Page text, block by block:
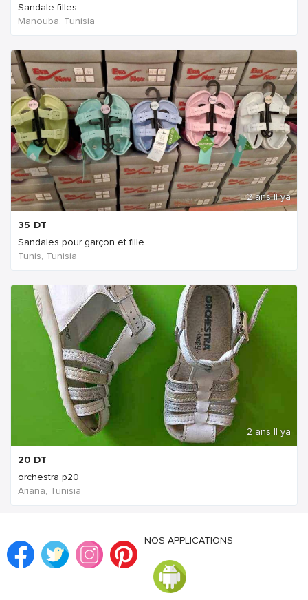
Sandale filles
Manouba, Tunisia
2 ans Il ya
35 DT
Sandales pour garçon et fille
Tunis, Tunisia
2 ans Il ya
20 DT
orchestra p20
Ariana, Tunisia
NOS APPLICATIONS